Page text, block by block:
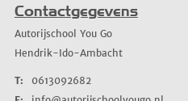
Contactgegevens
Autorijschool You Go
Hendrik-Ido-Ambacht
T:
0613092682